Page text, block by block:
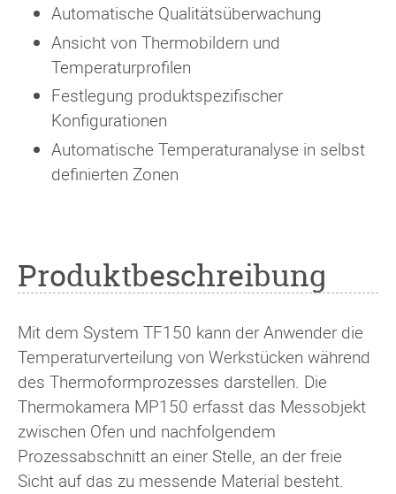
Automatische Qualitätsüberwachung
Ansicht von Thermobildern und
Temperaturprofilen
Festlegung produktspezifischer
Konfigurationen
Automatische Temperaturanalyse in selbst
definierten Zonen
Produktbeschreibung
Mit dem System TF150 kann der Anwender die
Temperaturverteilung von Werkstücken während
des Thermoformprozesses darstellen. Die
Thermokamera MP150 erfasst das Messobjekt
zwischen Ofen und nachfolgendem
Prozessabschnitt an einer Stelle, an der freie
Sicht auf das zu messende Material besteht.